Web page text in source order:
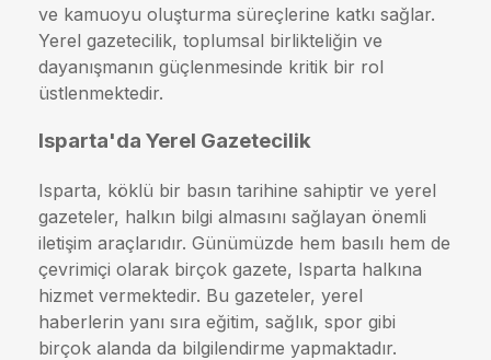
ve kamuoyu oluşturma süreçlerine katkı sağlar.
Yerel gazetecilik, toplumsal birlikteliğin ve
dayanışmanın güçlenmesinde kritik bir rol
üstlenmektedir.
Isparta'da Yerel Gazetecilik
Isparta, köklü bir basın tarihine sahiptir ve yerel
gazeteler, halkın bilgi almasını sağlayan önemli
iletişim araçlarıdır. Günümüzde hem basılı hem de
çevrimiçi olarak birçok gazete, Isparta halkına
hizmet vermektedir. Bu gazeteler, yerel
haberlerin yanı sıra eğitim, sağlık, spor gibi
birçok alanda da bilgilendirme yapmaktadır.